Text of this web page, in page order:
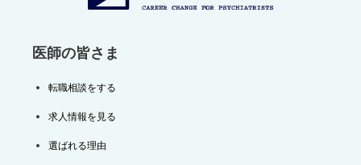
医師の皆さま
転職相談をする
求人情報を見る
選ばれる理由